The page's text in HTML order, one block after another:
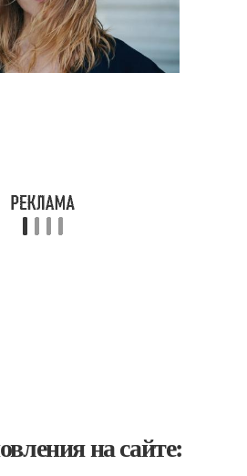
на сайте: